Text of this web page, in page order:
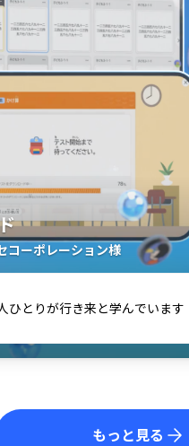
コーポレーション様
ひとりが行き来と学んでいます
くことが楽しい」を実感していま
もっと見る